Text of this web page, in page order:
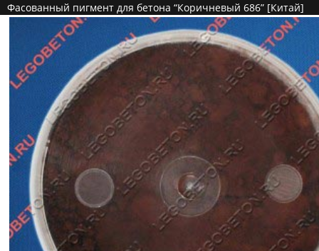
Фасованный пигмент для бетона “Коричневый 686” [Китай]